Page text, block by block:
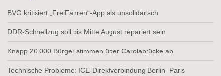
BVG kritisiert „FreiFahren“-App als unsolidarisch
DDR-Schnellzug soll bis Mitte August repariert sein
Knapp 26.000 Bürger stimmen über Carolabrücke ab
Technische Probleme: ICE-Direktverbindung Berlin–Paris